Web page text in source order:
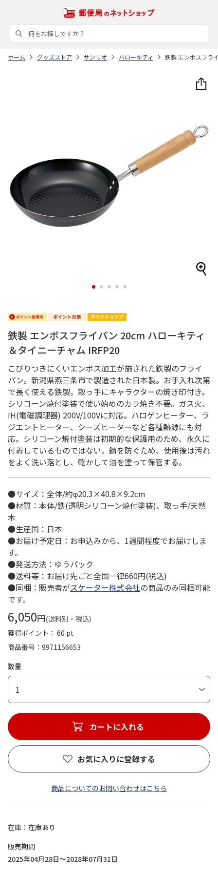
ホーム グッズストア サンリオ ハローキティ 鉄製 エンボスフラ
1 2 3 4 5
鉄製 エンボスフライパン 20cm ハローキティ
＆タイニーチャム IRFP20
こびりつきにくいエンボス加工が施された鉄製のフライ
パン。新潟県燕三条市で製造された日本製。お手入れ次第
で長く使える鉄製。取っ手にキャラクターの焼き印付き。
シリコーン焼付塗装で使い始めのカラ焼き不要。ガス火、
IH(電磁調理器) 200V/100Vに対応。ハロゲンヒーター、ラ
ジエントヒーター、シーズヒーターなど各種熱源にも対
応。シリコーン焼付塗装は初期的な保護用のため、永久に
付着しているものではない。錆を防ぐため、使用後は汚れ
をよく洗い落とし、乾かして油を塗って保管する。
●サイズ：全体/約φ20.3×40.8×9.2cm
●材質：本体/鉄(透明シリコーン焼付塗装)、取っ手/天然
木
●生産国：日本
●お届け予定日：お申込みから、1週間程度でお届けしま
す。
●発送方法：ゆうパック
●送料等：お届け先ごと全国一律660円(税込)
●同梱：販売者がスケーター株式会社の商品のみ同梱可能
です。
6,050円(送料別・税込)
獲得ポイント： 60 pt
商品番号
9971156653
数量
1
カートに入れる
お気に入りに登録する
商品についてのお問い合わせはこちら
在庫
在庫あり
販売期間
2025年04月28日～2028年07月31日